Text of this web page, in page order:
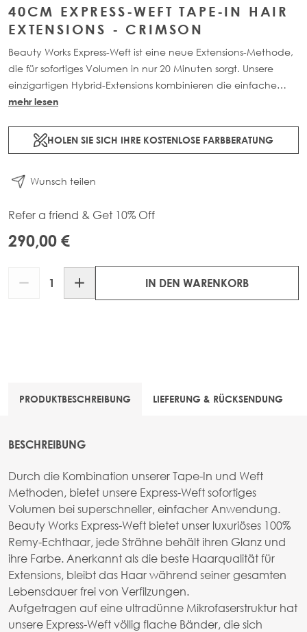
40CM EXPRESS-WEFT TAPE-IN HAIR
EXTENSIONS - CRIMSON
Beauty Works Express-Weft ist eine neue Extensions-Methode,
die für sofortiges Volumen in nur 20 Minuten sorgt. Unsere
einzigartigen Hybrid-Extensions kombinieren die einfache
Anwendung und nahtlose Integration unserer Tape-In-
mehr lesen
HOLEN SIE SICH IHRE KOSTENLOSE FARBBERATUNG
Wunsch teilen
Refer a friend & Get 10% Off
290,00 €
IN DEN WARENKORB
PRODUKTBESCHREIBUNG LIEFERUNG & RÜCKSENDUNG
BESCHREIBUNG
Durch die Kombination unserer Tape-In und Weft
Methoden, bietet unsere Express-Weft sofortiges
Volumen bei superschneller, einfacher Anwendung.
Beauty Works Express-Weft bietet unser luxuriöses 100%
Remy-Echthaar, jede Strähne behält ihren Glanz und
ihre Farbe. Anerkannt als die beste Haarqualität für
Extensions, bleibt das Haar während seiner gesamten
Lebensdauer frei von Verfilzungen.
Aufgetragen auf eine ultradünne Mikrofaserstruktur hat
unsere Express-Weft völlig flache Bänder, die sich